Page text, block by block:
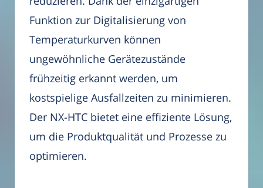
Funktion zur Digitalisierung von
Temperaturkurven können
ungewöhnliche Gerätezustände
frühzeitig erkannt werden, um
kostspielige Ausfallzeiten zu minimieren.
Der NX-HTC bietet eine effiziente Lösung,
um die Produktqualität und Prozesse zu
optimieren.